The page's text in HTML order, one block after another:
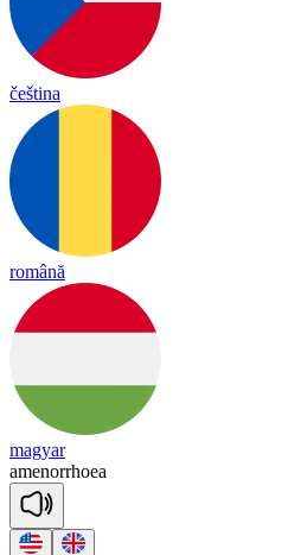
čeština
română
magyar
amenorrhoea